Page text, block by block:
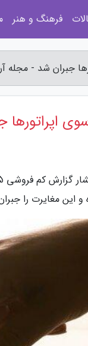
جبران شد - مجله
اپراتورها
این مغایرت را
فرهنگ و هنر